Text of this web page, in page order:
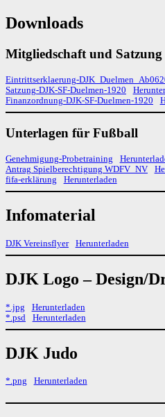
Downloads
Mitgliedschaft und Satzung
Eintrittserklaerung-
Satzung-DJK-SF-Duelmen-1920
Finanzordnung-DJK-SF-Duelmen-1920
Unterlagen für Fußball
Genehmigung-Probetraining
Antrag Spielberechtigung WDFV_NV
fifa-erklärung
Herunterladen
Infomaterial
DJK Vereinsflyer Herunterladen
DJK Logo – Design/
*.jpg Herunterladen
*.psd
Herunterladen
DJK Judo
*.png Herunterladen